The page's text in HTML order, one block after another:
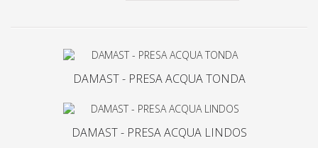
DAMAST - PRESA ACQUA TONDA
DAMAST - PRESA ACQUA LINDOS